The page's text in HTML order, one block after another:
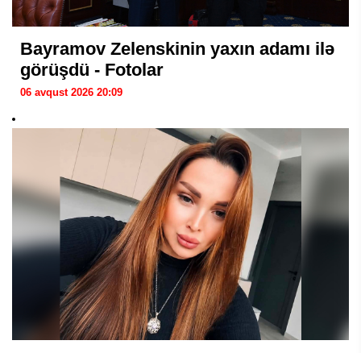
Bayramov Zelenskinin yaxın adamı ilə
görüşdü - Fotolar
06 avqust 2026 20:09